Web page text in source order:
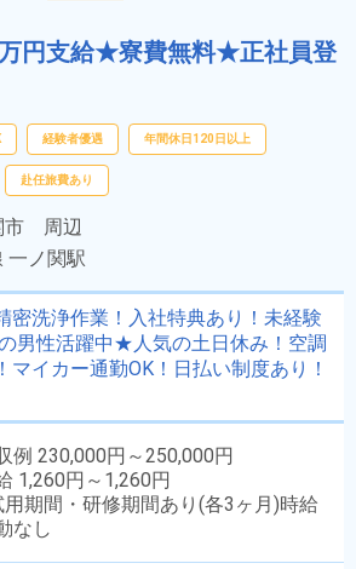
円支給★寮費無料★正社員登
経験者優遇 年間休日120日以上
赴任旅費あり
市 周辺
一ノ関駅
密洗浄作業！入社特典あり！未経験
男性活躍中★人気の土日休み！空調
マイカー通勤OK！日払い制度あり！
例 230,000円～250,000円
1,260円～1,260円
用期間・研修期間あり(各3ヶ月)時給
なし